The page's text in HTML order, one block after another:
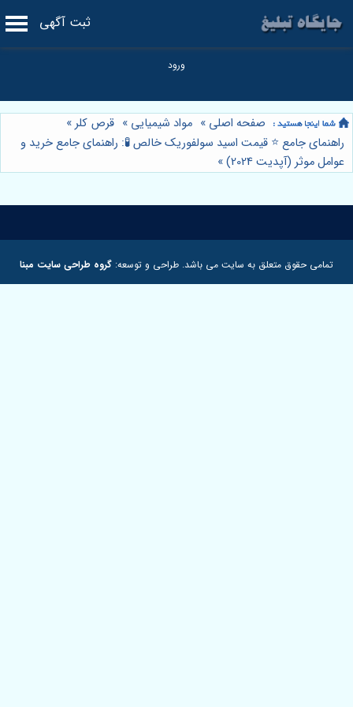
ثبت آگهی
صفحه اصلی » مواد شیمیایی » قرص کلر»
راهنمای جامع ⭐️ قیمت اسید سولفوریک خالص 🧪: راهنمای جامع خرید و
عوامل موثر (آپدیت 2024)
»
تمامی حقوق متعلق به سایت می باشد. طراحی و توسعه: گروه طراحی سایت مبنا